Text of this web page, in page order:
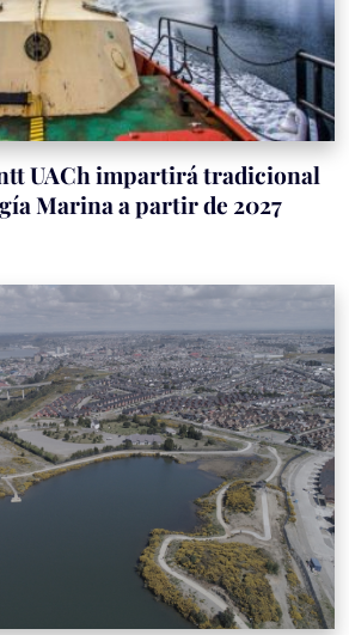
UACh impartirá tradicional
Marina a partir de 2027